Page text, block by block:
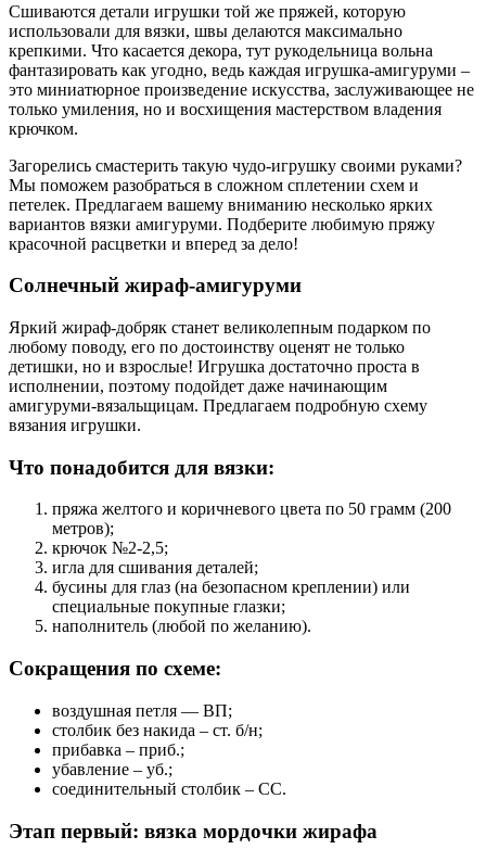
Сшиваются детали игрушки той же пряжей, которую
использовали для вязки, швы делаются максимально
крепкими. Что касается декора, тут рукодельница вольна
фантазировать как угодно, ведь каждая игрушка-амигуруми –
это миниатюрное произведение искусства, заслуживающее не
только умиления, но и восхищения мастерством владения
крючком.
Загорелись смастерить такую чудо-игрушку своими руками?
Мы поможем разобраться в сложном сплетении схем и
петелек. Предлагаем вашему вниманию несколько ярких
вариантов вязки амигуруми. Подберите любимую пряжу
красочной расцветки и вперед за дело!
Солнечный жираф-амигуруми
Яркий жираф-добряк станет великолепным подарком по
любому поводу, его по достоинству оценят не только
детишки, но и взрослые! Игрушка достаточно проста в
исполнении, поэтому подойдет даже начинающим
амигуруми-вязальщицам. Предлагаем подробную схему
вязания игрушки.
Что понадобится для вязки:
пряжа желтого и коричневого цвета по 50 грамм (200
метров);
крючок №2-2,5;
игла для сшивания деталей;
бусины для глаз (на безопасном креплении) или
специальные покупные глазки;
наполнитель (любой по желанию).
Сокращения по схеме:
воздушная петля — ВП;
столбик без накида – ст. б/н;
прибавка – приб.;
убавление – уб.;
соединительный столбик – СС.
Этап первый: вязка мордочки жирафа